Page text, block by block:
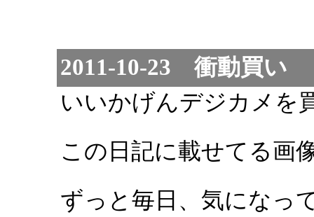
2011-10-23 衝動買い
いいかげんデジカメを
この日記に載せてる画
ずっと毎日、気になっ